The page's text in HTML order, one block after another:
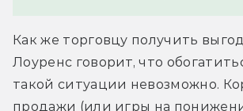
Как же торговцу получить
Лоуренс говорит, что
такой ситуации невозможно.
продажи (или игры на